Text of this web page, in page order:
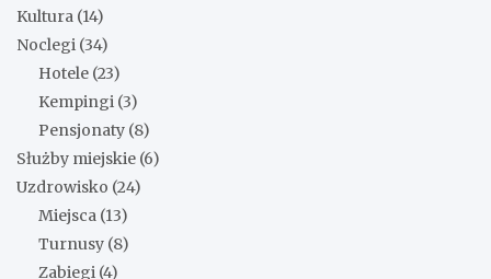
Kultura (14)
Noclegi (34)
Hotele (23)
Kempingi (3)
Pensjonaty (8)
Służby miejskie (6)
Uzdrowisko (24)
Miejsca (13)
Turnusy (8)
Zabiegi (4)